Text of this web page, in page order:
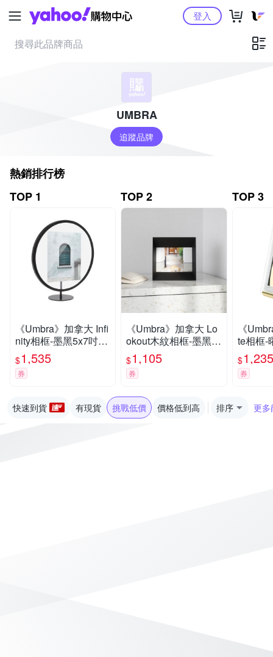
Yahoo購物中心登入
UMBRA
追蹤品牌
熱銷排行榜
TOP 1
《Umbra》加拿大 Infi
nity相框-墨黑5x7吋--
照片框
$1,535
券
TOP 2
《Umbra》加拿大 Lo
okout木紋相框-墨黑5
x7吋-- 畫框 照片框
$1,105
券
TOP 3
《
te相框-
框 照
$1,235
券
快速到貨 有現貨 挑戰低價 價格低到高 排序 更多